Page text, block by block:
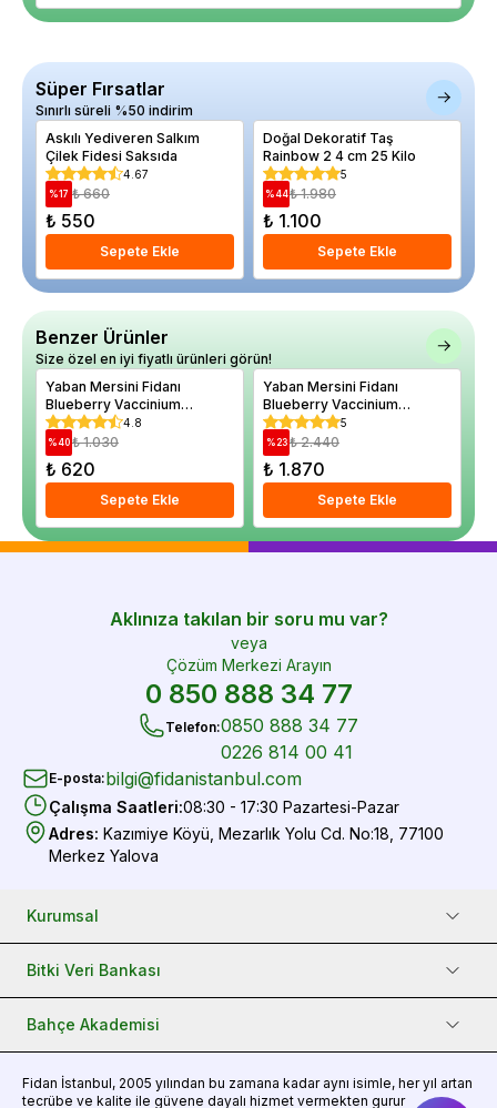
Süper Fırsatlar
Sınırlı süreli %50 indirim
Askılı Yediveren Salkım
Çilek Fidesi Saksıda
4.67
%17 ₺ 660
₺ 550
Sepete Ekle
Doğal Dekoratif Taş
Rainbow 2 4 cm 25 Kilo
5
%44₺ 1.980
₺ 1.100
Sepete Ekle
Benzer Ürünler
Size özel en iyi fiyatlı ürünleri görün!
Yaban Mersini Fidanı
Blueberry Vaccinium
corymbosum BRİGİTTA
Saksıda
4.8
%40 ₺ 1.030
₺ 620
Sepete Ekle
Yaban Mersini Fidanı
Blueberry Vaccinium
corymbosum Chandler 4
Yaş
5
%23 ₺ 2.440
₺ 1.870
Sepete Ekle
Aklınıza takılan bir soru mu var?
veya
Çözüm Merkezi Arayın
0 850 888 34 77
Telefon:0850 888 34 77
0226 814 00 41
E-posta:bilgi@fidanistanbul.com
Çalışma Saatleri:08:30 - 17:30 Pazartesi-Pazar
Adres: Kazımiye Köyü, Mezarlık Yolu Cd. No:18, 77100
Merkez Yalova
Kurumsal
Bitki Veri Bankası
Bahçe Akademisi
Fidan İstanbul, 2005 yılından bu zamana kadar aynı isimle, her yıl artan
tecrübe ve kalite ile güvene dayalı hizmet vermekten gurur